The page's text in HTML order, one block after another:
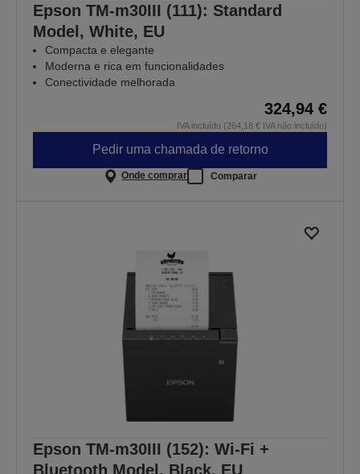
Epson TM-m30III (111): Standard
Model, White, EU
Compacta e elegante
Moderna e rica em funcionalidades
Conectividade melhorada
324,94 €
IVA incluído (264,18 € IVA não incluído)
Pedir uma chamada de retorno
Onde comprar Comparar
Epson TM-m30III (152): Wi-Fi +
Bluetooth Model, Black, EU